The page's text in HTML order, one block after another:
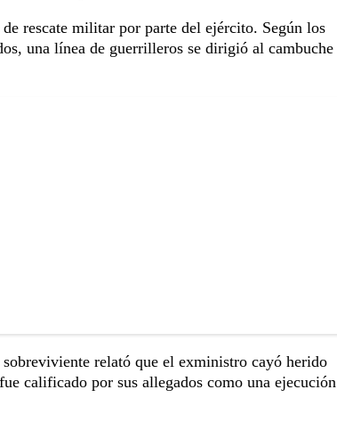
rescate militar por parte del ejército. Según los
una línea de guerrilleros se dirigió al cambuche
sobreviviente relató que el exministro cayó herido
calificado por sus allegados como una ejecución